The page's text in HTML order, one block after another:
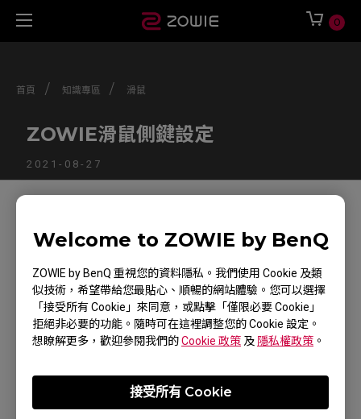
Welcome to ZOWIE by BenQ
ZOWIE by BenQ 重視您的資料隱私。我們使用 Cookie 及類
似技術，希望帶給您最貼心、順暢的網站體驗。您可以選擇
「接受所有 Cookie」來同意，或點擊「僅限必要 Cookie」
拒絕非必要的功能。隨時可在這裡調整您的 Cookie 設定。
想瞭解更多，歡迎參閱我們的Cookie 政策 及 隱私權政策 。
接受所有 Cookie
0
首頁 / 知識專區 / 滑鼠
ZOWIE滑鼠側鍵設定
2021-08-27
尋找銷售據點